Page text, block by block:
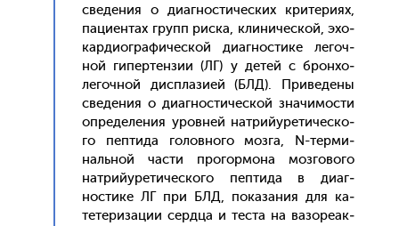
све­дения о ди­аг­ности­чес­ких кри­тери­ях,
па­ци­ен­тах групп рис­ка, кли­ничес­кой, эхо­
кар­ди­ог­ра­фичес­кой ди­аг­ности­ке ле­гоч­
ной ги­пер­тензии (ЛГ) у де­тей с брон­хо­
легоч­ной дис­пла­зи­ей (БЛД). При­веде­ны
све­дения о ди­аг­ности­чес­кой зна­чимос­ти
оп­ре­деле­ния уров­ней нат­рий­уре­тичес­ко­
го пеп­ти­да го­лов­но­го моз­га, N-тер­ми­
наль­ной час­ти про­гор­мо­на моз­го­вого
нат­рий­уре­тичес­ко­го пеп­ти­да в ди­аг­
ности­ке ЛГ при БЛД, по­каза­ния для ка­
тете­риза­ции сер­дца и тес­та на ва­зоре­ак­